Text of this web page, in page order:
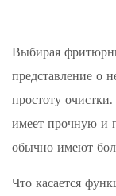
Выбирая
представление о
простоту
имеет прочную и
обычно имеют
Что касается